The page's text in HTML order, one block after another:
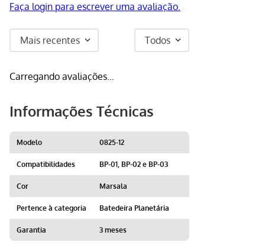
Faça login para escrever uma avaliação.
Mais recentes Todos
Carregando avaliações…
Informações Técnicas
Modelo 0825-12
Compatibilidades BP-01, BP-02 e BP-03
Cor Marsala
Pertence à categoria Batedeira Planetária
Garantia 3 meses